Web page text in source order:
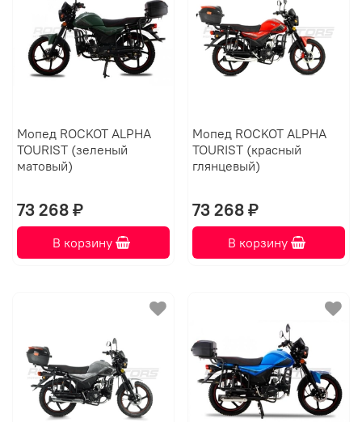
Мопед ROCKOT ALPHA
TOURIST (зеленый
матовый)
73 268 ₽
В корзину
Мопед ROCKOT ALPHA
TOURIST (красный
глянцевый)
73 268 ₽
В корзину